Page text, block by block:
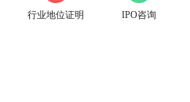
行业地位证明 IPO咨询